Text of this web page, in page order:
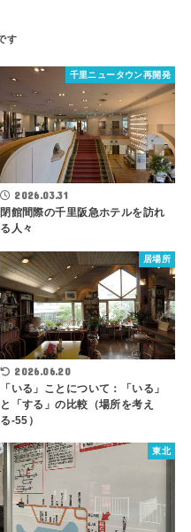
千里ニュータウン再開発
2026.03.31
閉館間際の千里阪急ホテルを訪れ
る人々
居場所
2026.06.20
「いる」ことについて：「いる」
と「する」の比較（場所を考え
る-55）
東北